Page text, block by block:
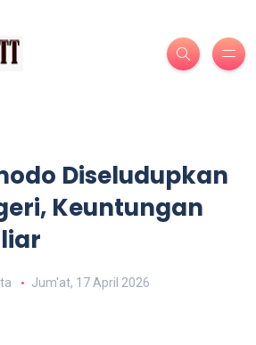
Diseludupkan
Keuntungan
Jum'at, 17 April 2026